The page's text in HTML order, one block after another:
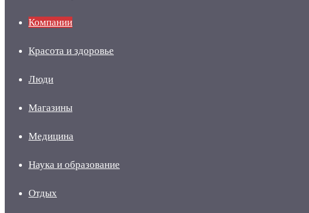
Компании
Красота и здоровье
Люди
Магазины
Медицина
Наука и образование
Отдых